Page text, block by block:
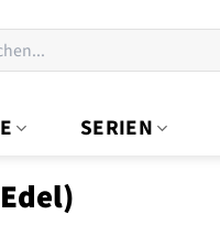
SERIEN